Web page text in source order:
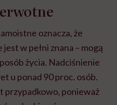
oznacza, że
w pełni znana – mogą
życia. Nadciśnienie
u ponad 90 proc. osób.
przypadkowo, ponieważ